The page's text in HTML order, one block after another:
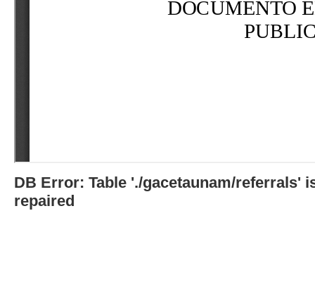
DB Error: Table './gacetaunam/referrals'
repaired